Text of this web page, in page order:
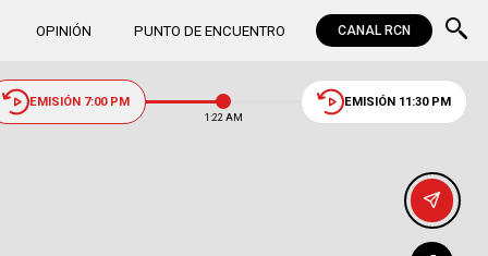
OPINIÓN PUNTO DE ENCUENTRO CANAL RCN
EMISIÓN 7:00 PM
1:22 AM
EMISIÓN 11:30 PM